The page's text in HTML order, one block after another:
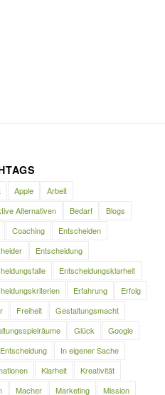
Apple
Arbeit
Alternativen
Bedarf
Blogs
Coaching
Entscheiden
Entscheidung
Entscheidungsklarheit
Erfahrung
Erfolg
Freiheit
Gestaltungsmacht
Glück
Google
In eigener Sache
Klarheit
Kreativität
Macher Marketing Mission